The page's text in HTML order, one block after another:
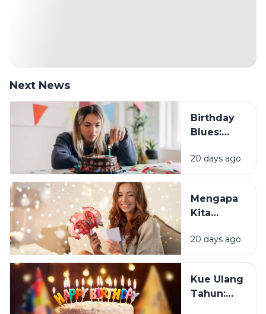
Next News
Birthday
Blues:
Sebagian
Orang
Merasa
Sedih Saat
Tahun?
20 days ago
Mengapa
Kita
Mendapat
Ucapan
Tahun?
20 days ago
Kue Ulang
Tahun: